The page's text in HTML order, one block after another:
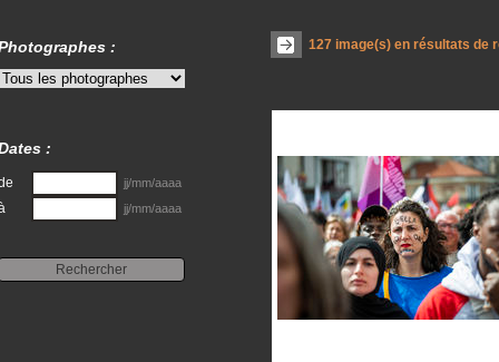
127image(s) en résultats de
:
:
jj/mm/aaaa
jj/mm/aaaa